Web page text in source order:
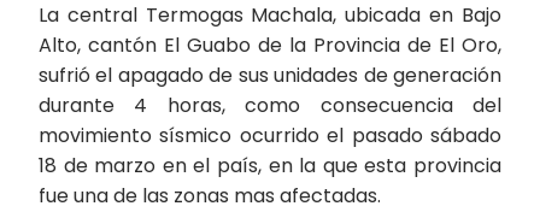
La central Termogas Machala, ubicada en Bajo
Alto, cantón El Guabo de la Provincia de El Oro,
sufrió el apagado de sus unidades de generación
durante 4 horas, como consecuencia del
movimiento sísmico ocurrido el pasado sábado
18 de marzo en el país, en la que esta provincia
fue una de las zonas mas afectadas.